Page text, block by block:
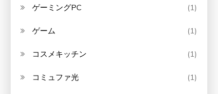
ゲーミングPC (1)
ゲーム (1)
コスメキッチン (1)
コミュファ光 (1)